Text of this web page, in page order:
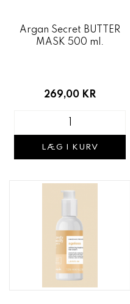
Argan Secret BUTTER
MASK 500 ml.
269,00 KR
LÆG I KURV